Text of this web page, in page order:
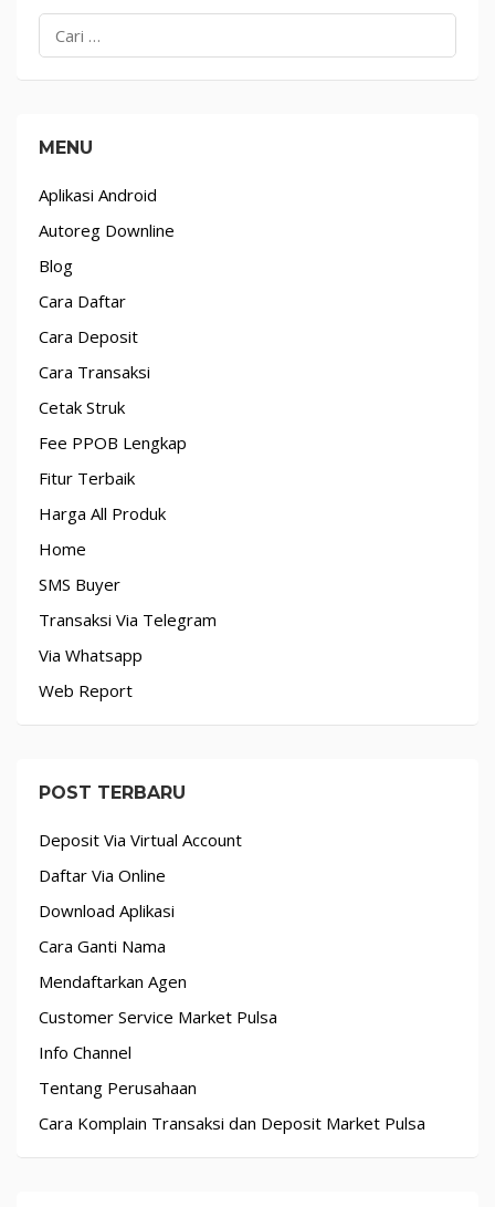
MENU
Aplikasi Android
Autoreg Downline
Blog
Cara Daftar
Cara Deposit
Cara Transaksi
Cetak Struk
Fee PPOB Lengkap
Fitur Terbaik
Harga All Produk
Home
SMS Buyer
Transaksi Via Telegram
Via Whatsapp
Web Report
POST TERBARU
Deposit Via Virtual Account
Daftar Via Online
Download Aplikasi
Cara Ganti Nama
Mendaftarkan Agen
Customer Service Market Pulsa
Info Channel
Tentang Perusahaan
Cara Komplain Transaksi dan Deposit Market Pulsa